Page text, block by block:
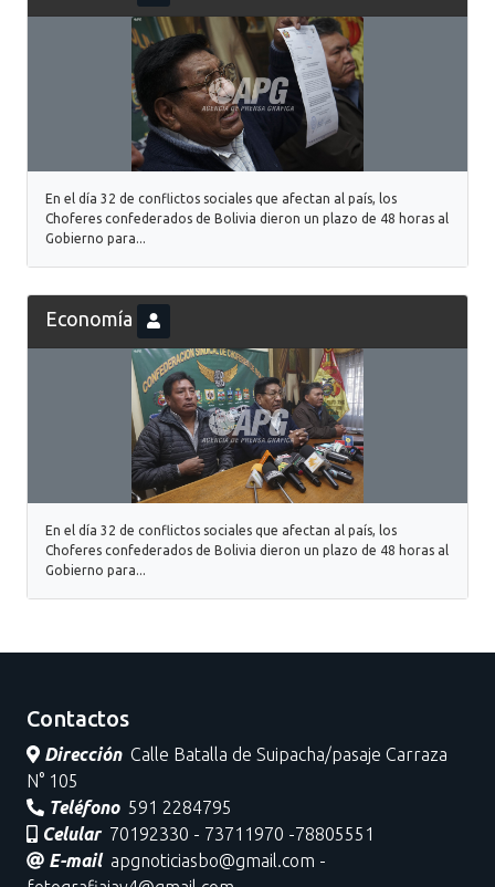
En el día 32 de conflictos sociales que afectan al país, los
Choferes confederados de Bolivia dieron un plazo de 48 horas al
Gobierno para...
Economía
En el día 32 de conflictos sociales que afectan al país, los
Choferes confederados de Bolivia dieron un plazo de 48 horas al
Gobierno para...
Contactos
Dirección Calle Batalla de Suipacha/pasaje Carraza
N° 105
Teléfono 591 2284795
Celular 70192330 - 73711970 -78805551
E-mail apgnoticiasbo@gmail.com -